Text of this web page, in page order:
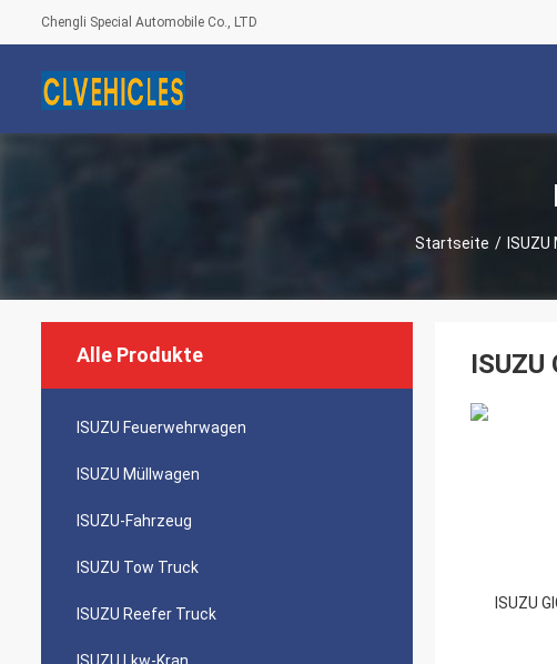
Chengli Special Automobile Co., LTD
Startseite / ISUZU
Alle Produkte
ISUZU Feuerwehrwagen
ISUZU Müllwagen
ISUZU-Fahrzeug
ISUZU Tow Truck
ISUZU Reefer Truck